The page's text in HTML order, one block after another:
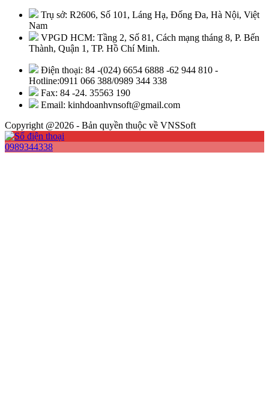
Trụ sở: R2606, Số 101, Láng Hạ, Đống Đa, Hà Nội, Việt
Nam
VPGD HCM: Tầng 2, Số 81, Cách mạng tháng 8, P. Bến
Thành, Quận 1, TP. Hồ Chí Minh.
Điện thoại: 84 -(024) 6654 6888 -62 944 810 -
Hotline:0911 066 388/0989 344 338
Fax: 84 -24. 35563 190
Email: kinhdoanhvnsoft@gmail.com
Copyright @2026 - Bản quyền thuộc về VNSSoft
0989344338